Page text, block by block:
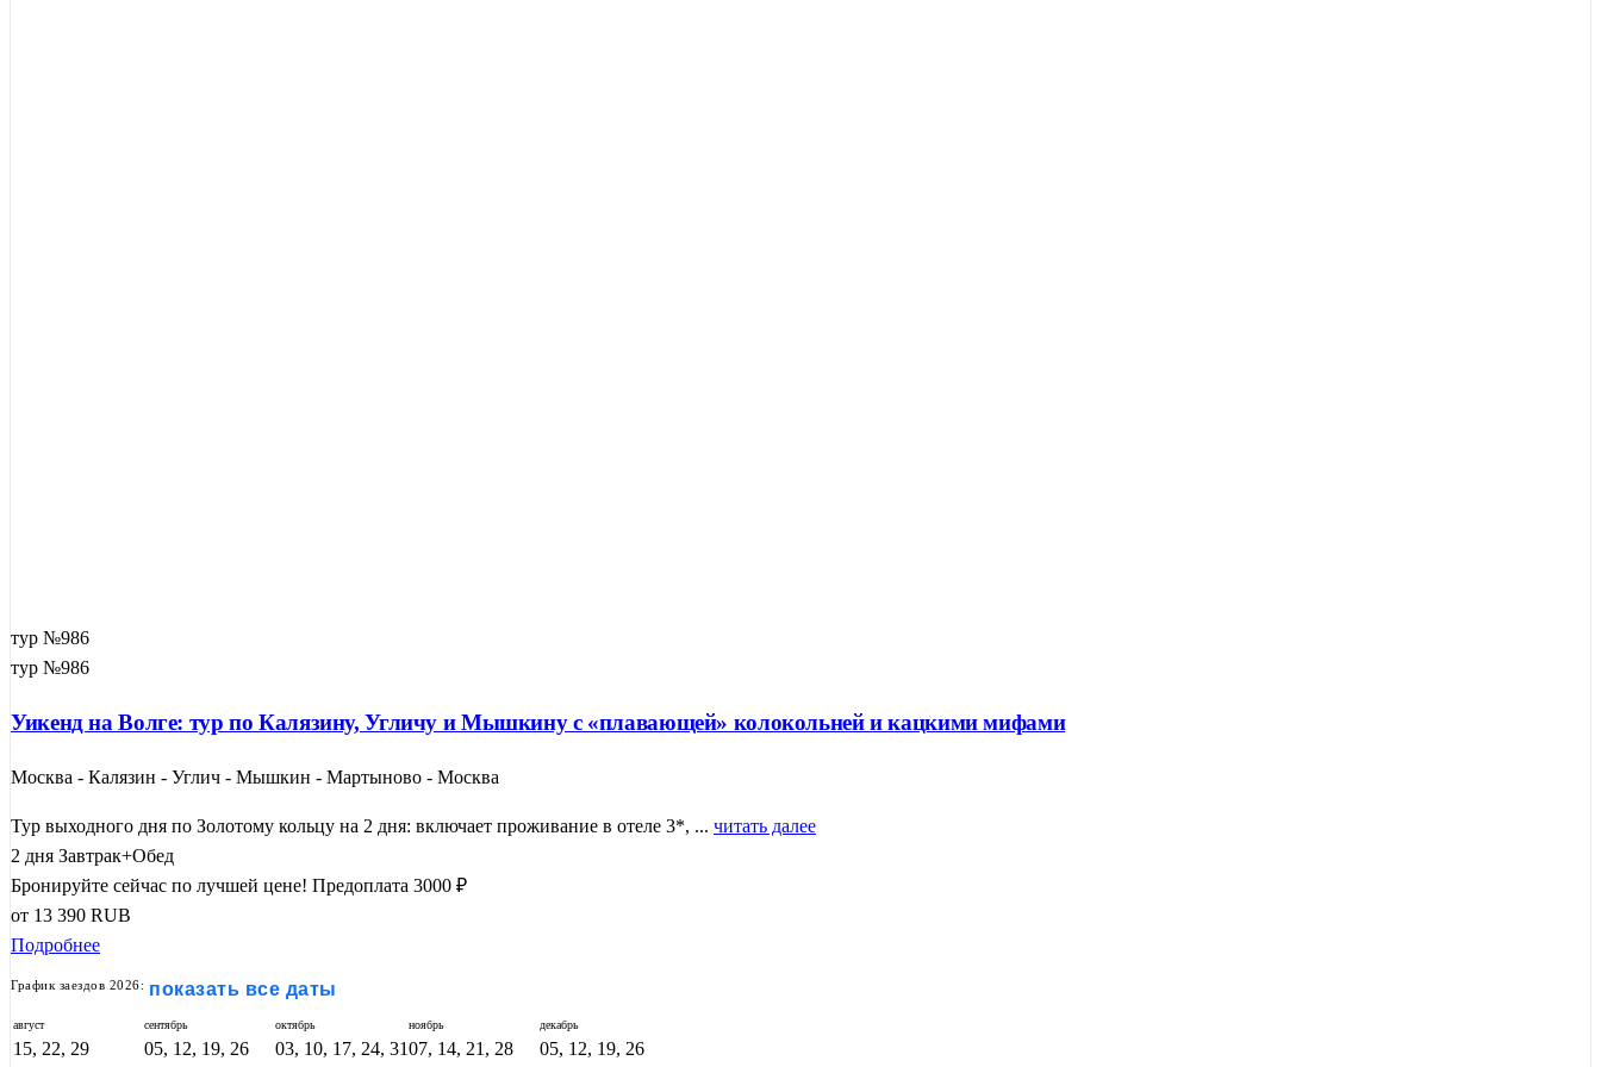
тур №986
тур №986
Уикенд на Волге: тур по Калязину, Угличу и Мышкину с «плавающей» колокольней и кацкими мифами
Москва - Калязин - Углич - Мышкин - Мартыново - Москва
Тур выходного дня по Золотому кольцу на 2 дня: включает проживание в отеле 3*, ... читать далее
2 дня Завтрак+Обед
Бронируйте сейчас по лучшей цене! Предоплата 3000 ₽
от 13 390 RUB
Подробнее
График заездов 2026: показать все даты
август
15, 22, 29
сентябрь
05, 12, 19, 26
октябрь
03, 10, 17, 24, 31
ноябрь
07, 14, 21, 28
декабрь
05, 12, 19, 26